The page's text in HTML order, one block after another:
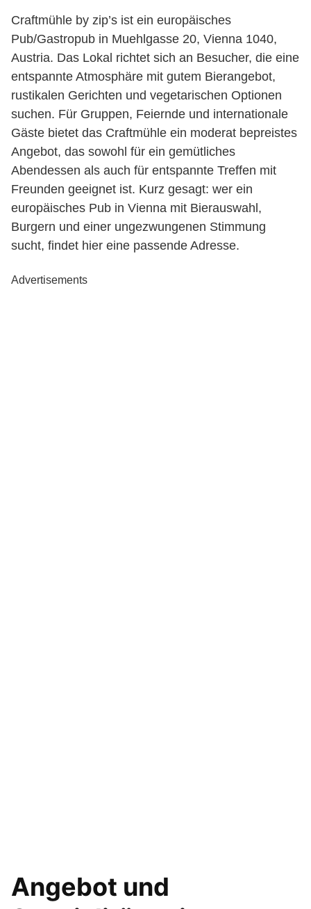
Craftmühle by zip’s ist ein europäisches
Pub/Gastropub in Muehlgasse 20, Vienna 1040,
Austria. Das Lokal richtet sich an Besucher, die eine
entspannte Atmosphäre mit gutem Bierangebot,
rustikalen Gerichten und vegetarischen Optionen
suchen. Für Gruppen, Feiernde und internationale
Gäste bietet das Craftmühle ein moderat bepreistes
Angebot, das sowohl für ein gemütliches
Abendessen als auch für entspannte Treffen mit
Freunden geeignet ist. Kurz gesagt: wer ein
europäisches Pub in Vienna mit Bierauswahl,
Burgern und einer ungezwungenen Stimmung
sucht, findet hier eine passende Adresse.
Advertisements
Angebot und